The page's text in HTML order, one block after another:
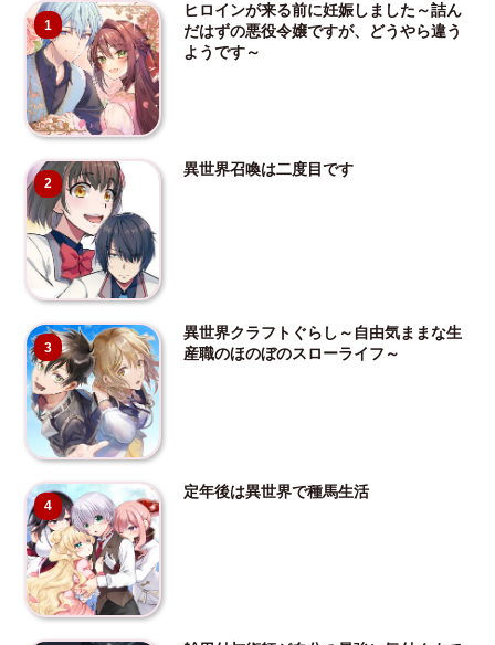
1
ヒロインが来る前に妊娠しました～詰ん
だはずの悪役令嬢ですが、どうやら違う
ようです～
2
異世界召喚は二度目です
3
異世界クラフトぐらし～自由気ままな生
産職のほのぼのスローライフ～
4
定年後は異世界で種馬生活